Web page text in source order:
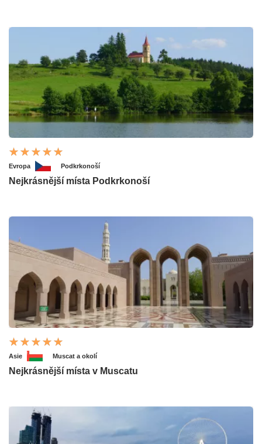
Evropa Podkrkonoší
Nejkrásnější místa Podkrkonoší
Asie Muscat a okolí
Nejkrásnější místa v Muscatu